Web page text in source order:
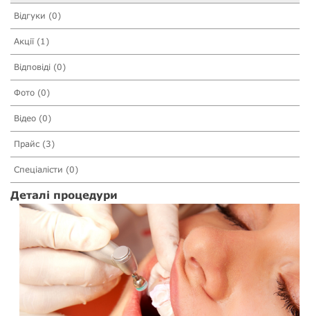
Відгуки (0)
Акції (1)
Відповіді (0)
Фото (0)
Відео (0)
Прайс (3)
Спеціалісти (0)
Деталі процедури